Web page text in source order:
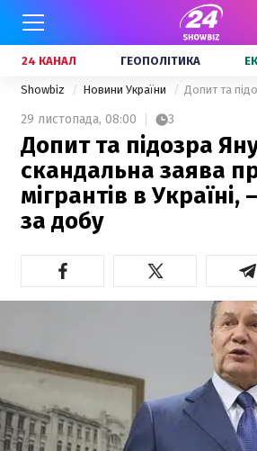
24 КАНАЛ ГЕОПОЛІТИКА
Showbiz Новини України
29 листопада, 08:00 3
Допит та підозра
скандальна заява
мігрантів в Україні,
за добу